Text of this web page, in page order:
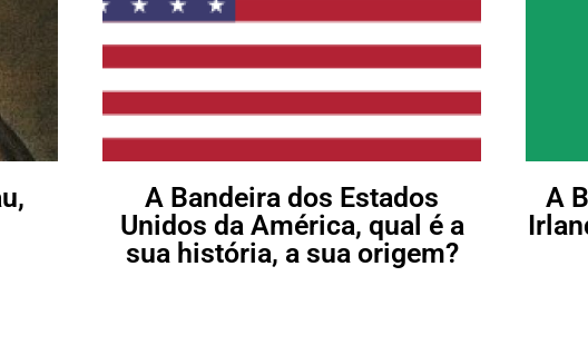
A Bandeira dos Estados
Unidos da América, qual é a
sua história, a sua origem?
A